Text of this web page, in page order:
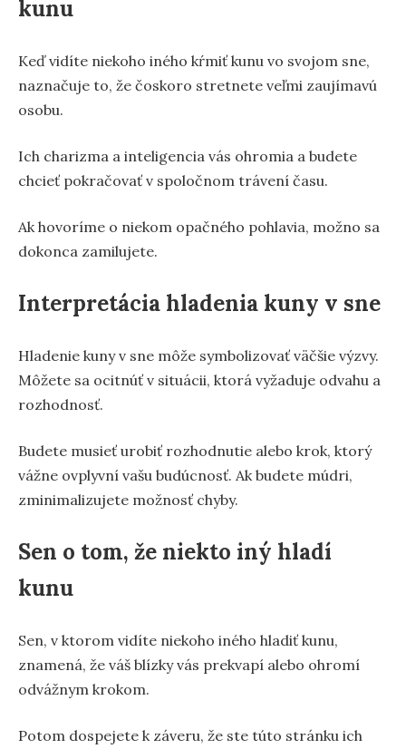
kunu
Keď vidíte niekoho iného kŕmiť kunu vo svojom sne,
naznačuje to, že čoskoro stretnete veľmi zaujímavú
osobu.
Ich charizma a inteligencia vás ohromia a budete
chcieť pokračovať v spoločnom trávení času.
Ak hovoríme o niekom opačného pohlavia, možno sa
dokonca zamilujete.
Interpretácia hladenia kuny v sne
Hladenie kuny v sne môže symbolizovať väčšie výzvy.
Môžete sa ocitnúť v situácii, ktorá vyžaduje odvahu a
rozhodnosť.
Budete musieť urobiť rozhodnutie alebo krok, ktorý
vážne ovplyvní vašu budúcnosť. Ak budete múdri,
zminimalizujete možnosť chyby.
Sen o tom, že niekto iný hladí
kunu
Sen, v ktorom vidíte niekoho iného hladiť kunu,
znamená, že váš blízky vás prekvapí alebo ohromí
odvážnym krokom.
Potom dospejete k záveru, že ste túto stránku ich